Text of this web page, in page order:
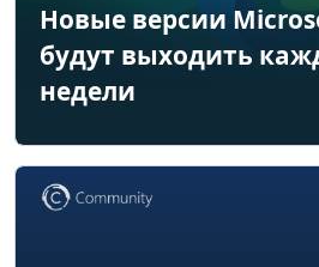
Новые версии
будут выходить
недели